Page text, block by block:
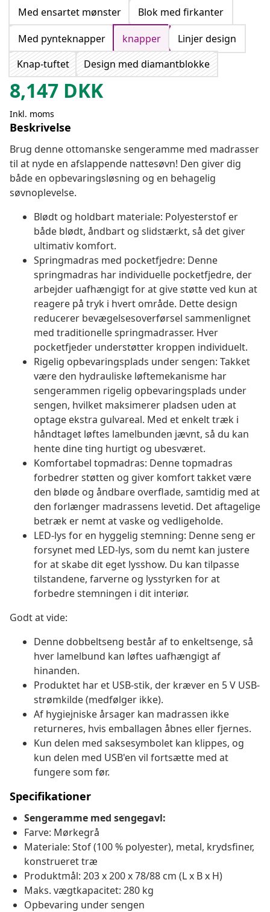
Med ensartet mønster
Blok med firkanter
Med pynteknapper
knapper
Linjer design
Knap-tuftet
Design med diamantblokke
8,147 DKK
Inkl. moms
Beskrivelse
Brug denne ottomanske sengeramme med madrasser
til at nyde en afslappende nattesøvn! Den giver dig
både en opbevaringsløsning og en behagelig
søvnoplevelse.
Blødt og holdbart materiale: Polyesterstof er
både blødt, åndbart og slidstærkt, så det giver
ultimativ komfort.
Springmadras med pocketfjedre: Denne
springmadras har individuelle pocketfjedre, der
arbejder uafhængigt for at give støtte ved kun at
reagere på tryk i hvert område. Dette design
reducerer bevægelsesoverførsel sammenlignet
med traditionelle springmadrasser. Hver
pocketfjeder understøtter kroppen individuelt.
Rigelig opbevaringsplads under sengen: Takket
være den hydrauliske løftemekanisme har
sengerammen rigelig opbevaringsplads under
sengen, hvilket maksimerer pladsen uden at
optage ekstra gulvareal. Med et enkelt træk i
håndtaget løftes lamelbunden jævnt, så du kan
hente dine ting hurtigt og ubesværet.
Komfortabel topmadras: Denne topmadras
forbedrer støtten og giver komfort takket være
den bløde og åndbare overflade, samtidig med at
den forlænger madrassens levetid. Det aftagelige
betræk er nemt at vaske og vedligeholde.
LED-lys for en hyggelig stemning: Denne seng er
forsynet med LED-lys, som du nemt kan justere
for at skabe dit eget lysshow. Du kan tilpasse
tilstandene, farverne og lysstyrken for at
forbedre stemningen i dit interiør.
Godt at vide:
Denne dobbeltseng består af to enkeltsenge, så
hver lamelbund kan løftes uafhængigt af
hinanden.
Produktet har et USB-stik, der kræver en 5 V USB-
strømkilde (medfølger ikke).
Af hygiejniske årsager kan madrassen ikke
returneres, hvis emballagen åbnes eller fjernes.
Kun delen med saksesymbolet kan klippes, og
kun delen med USB'en vil fortsætte med at
fungere som før.
Specifikationer
Sengeramme med sengegavl:
Farve: Mørkegrå
Materiale: Stof (100 % polyester), metal, krydsfiner,
konstrueret træ
Produktmål: 203 x 200 x 78/88 cm (L x B x H)
Maks. vægtkapacitet: 280 kg
Opbevaring under sengen